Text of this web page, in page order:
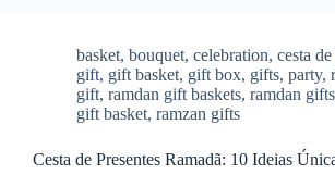
basket, bouquet, celebration, cesta
gift, gift basket, gift box, gifts, party,
gift, ramdan gift baskets, ramdan gifts
gift basket, ramzan gifts
Cesta de Presentes Ramadã: 10 Ideias